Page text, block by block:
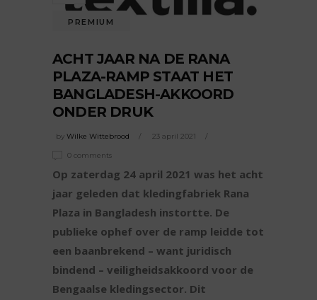
PREMIUM
ACHT JAAR NA DE RANA
PLAZA-RAMP STAAT HET
BANGLADESH-AKKOORD
ONDER DRUK
by Wilke Wittebrood 23 april 2021
0 comments
Op zaterdag 24 april 2021 was het acht
jaar geleden dat kledingfabriek Rana
Plaza in Bangladesh instortte. De
publieke ophef over de ramp leidde tot
een baanbrekend – want juridisch
bindend – veiligheidsakkoord voor de
Bengaalse kledingsector. Dit